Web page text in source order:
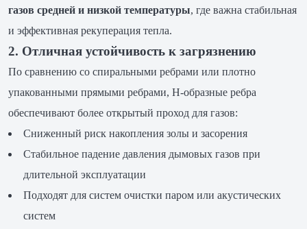
газов средней и низкой температуры, где важна стабильная
и эффективная рекуперация тепла.
2. Отличная устойчивость к загрязнению
По сравнению со спиральными ребрами или плотно
упакованными прямыми ребрами, H-образные ребра
обеспечивают более открытый проход для газов:
Сниженный риск накопления золы и засорения
Стабильное падение давления дымовых газов при
длительной эксплуатации
Подходят для систем очистки паром или акустических
систем